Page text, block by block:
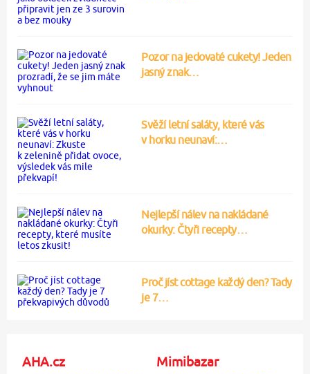
Pozor na jedovaté cukety! Jeden
jasný znak…
Svěží letní saláty, které vás
v horku neunaví:…
Nejlepší nálev na nakládané
okurky: Čtyři recepty…
Proč jíst cottage každý den? Tady
je 7…
AHA.cz Mimibazar